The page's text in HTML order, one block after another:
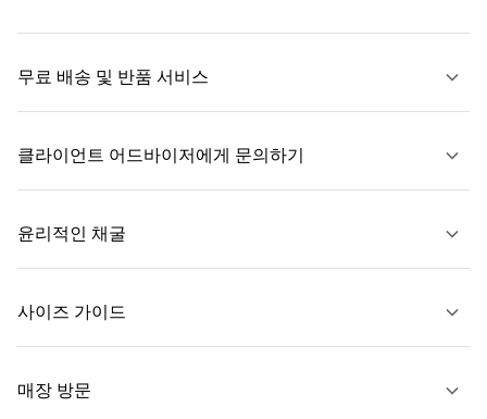
무료 배송 및 반품 서비스
자세히 보기
클라이언트 어드바이저에게 문의하기
윤리적인 채굴
사이즈 가이드
매장 방문